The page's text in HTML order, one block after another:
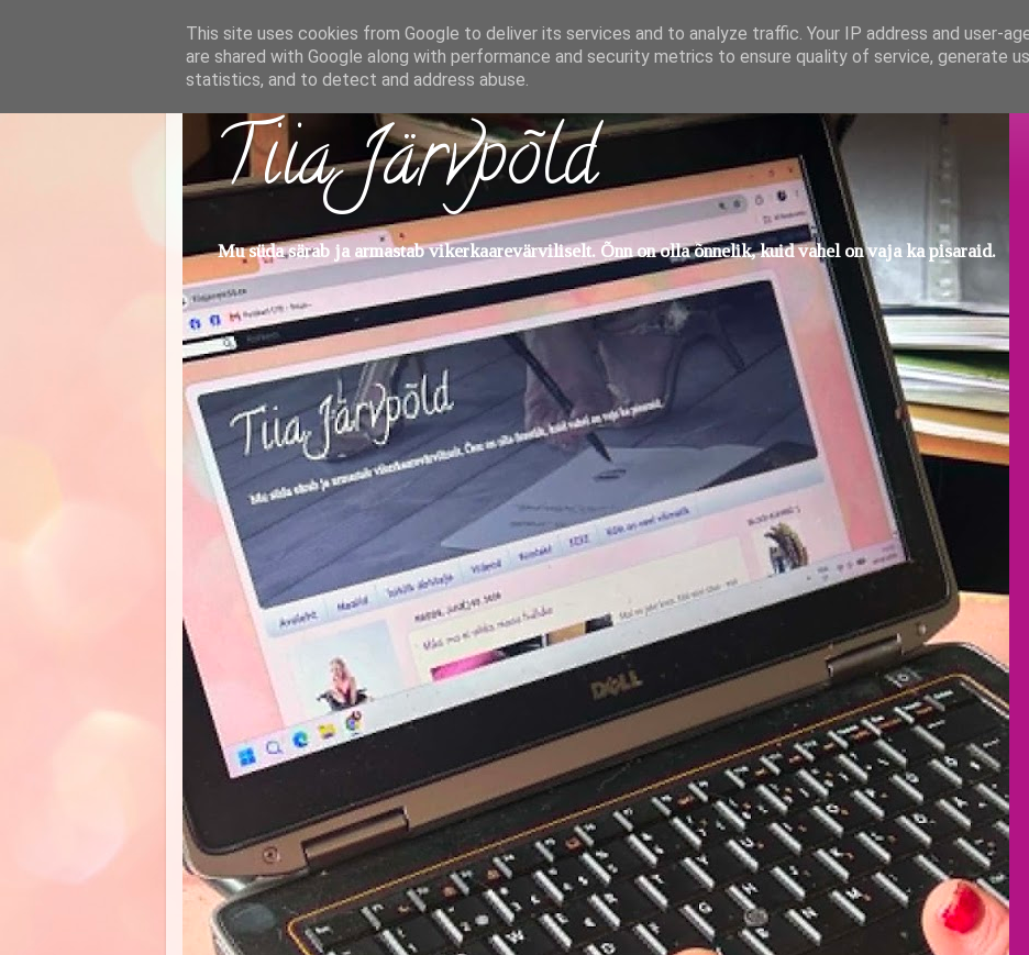
Tiia Järvpõld
Mu süda särab ja armastab vikerkaarevärviliselt. Õnn on olla õnnelik, kuid vahel on vaja ka pisaraid.
This site uses cookies from Google to deliver its services and to analyze traffic. Your IP address and user-
are shared with Google along with performance and security metrics to ensure quality of service, generate
statistics, and to detect and address abuse.